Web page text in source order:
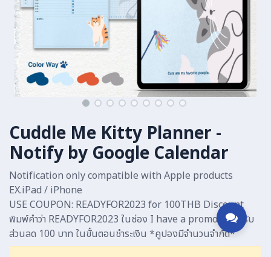
Cuddle Me Kitty Planner -
Notify by Google Calendar
Notification only compatible with Apple products
EX.iPad / iPhone
USE COUPON: READYFOR2023 for 100THB Discount
พิมพ์คำว่า READYFOR2023 ในช่อง I have a promo code รับ
ส่วนลด 100 บาท ในขั้นตอนชำระเงิน *คูปองมีจำนวนจำกัด*